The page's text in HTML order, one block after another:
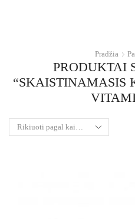
Pradžia
PRODUKTAI
“SKAISTINAMASIS